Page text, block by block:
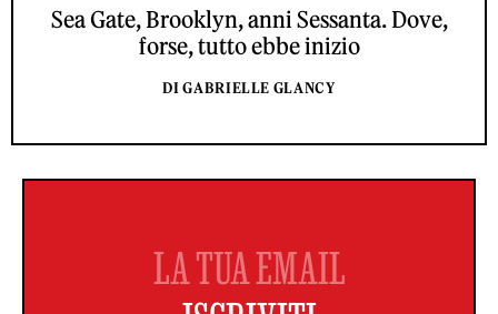
Sea Gate, Brooklyn, anni Sessanta. Dove,
forse, tutto ebbe inizio
DI GABRIELLE GLANCY